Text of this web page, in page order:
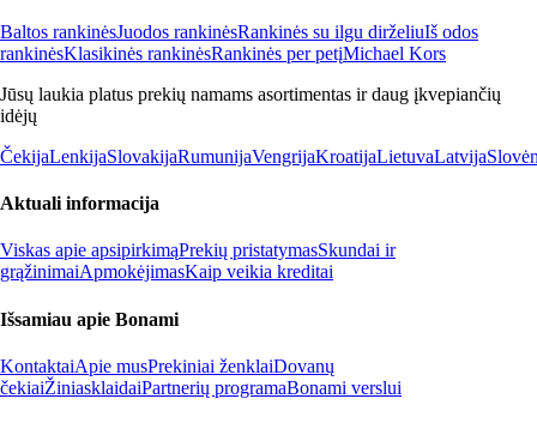
Baltos rankinėsJuodos rankinėsRankinės su ilgu dirželiuIš odos
rankinėsKlasikinės rankinėsRankinės per petįMichael Kors
Jūsų laukia platus prekių namams asortimentas ir daug įkvepiančių
idėjų
ČekijaLenkijaSlovakijaRumunijaVengrijaKroatijaLietuvaLatvija
Aktuali informacija
Viskas apie apsipirkimąPrekių pristatymasSkundai ir
grąžinimaiApmokėjimasKaip veikia kreditai
Išsamiau apie Bonami
KontaktaiApie musPrekiniai ženklaiDovanų
čekiaiŽiniasklaidaiPartnerių programaBonami verslui